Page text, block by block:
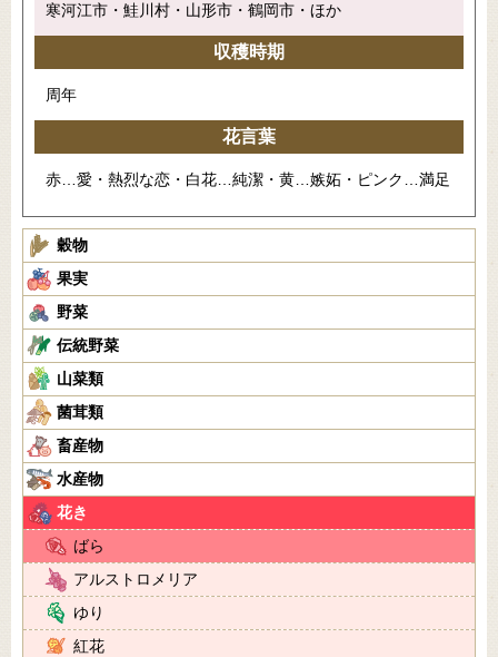
寒河江市・鮭川村・山形市・鶴岡市・ほか
収穫時期
周年
花言葉
赤…愛・熱烈な恋・白花…純潔・黄…嫉妬・ピンク…満足
穀物
果実
野菜
伝統野菜
山菜類
菌茸類
畜産物
水産物
花き
ばら
アルストロメリア
ゆり
紅花